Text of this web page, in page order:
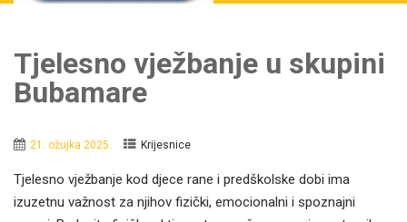
Tjelesno vježbanje u skupini
Bubamare
21. ožujka 2025. Krijesnice
Tjelesno vježbanje kod djece rane i predškolske dobi ima
izuzetnu važnost za njihov fizički, emocionalni i spoznajni